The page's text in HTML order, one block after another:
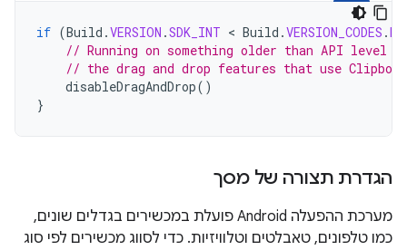
if (Build .VERSION .SDK_INT < Build .VERSION_CODES .
// Running on something older than API level
// the drag and drop features that use
disableDragAndDrop()
}
הגדרת תצורה של מסך
מערכת ההפעלה Android פועלת במכשירים בגדלים שונים,
כמו טלפונים, טאבלטים וטלוויזיות. כדי לסווג מכשירים לפי סוג